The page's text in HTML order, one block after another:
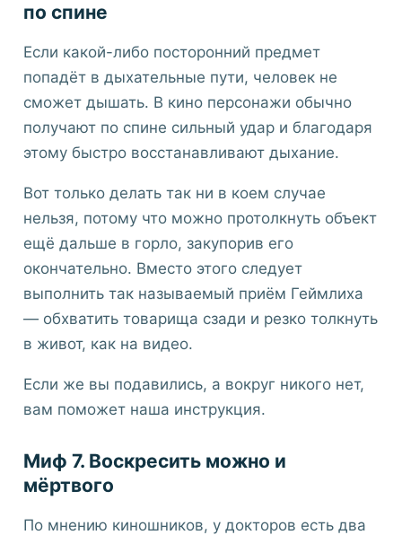
по спине
Если какой-либо посторонний предмет
попадёт в дыхательные пути, человек не
сможет дышать. В кино персонажи обычно
получают по спине сильный удар и благодаря
этому быстро восстанавливают дыхание.
Вот только делать так ни в коем случае
нельзя, потому что можно протолкнуть объект
ещё дальше в горло, закупорив его
окончательно. Вместо этого следует
выполнить так называемый приём Геймлиха
— обхватить товарища сзади и резко толкнуть
в живот, как на видео.
Если же вы подавились, а вокруг никого нет,
вам поможет наша инструкция.
Миф 7. Воскресить можно и
мёртвого
По мнению киношников, у докторов есть два